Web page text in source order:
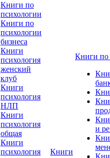
Книги по
психологии
Книги по
психологии
бизнеса
Книги
психология
женский
клуб
Книги
психология
НЛП
Книги
психология
общая
Книги
психология
Книги
Книги по
и